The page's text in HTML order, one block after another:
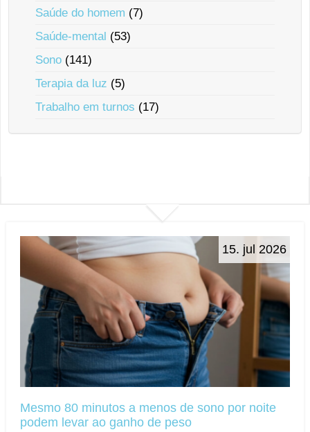
Saúde do homem (7)
Saúde-mental (53)
Sono (141)
Terapia da luz (5)
Trabalho em turnos (17)
15. jul 2026
Mesmo 80 minutos a menos de sono por noite
podem levar ao ganho de peso